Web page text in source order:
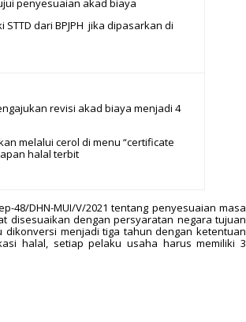
penyesuaian akad biaya
dari BPJPH jika dipasarkan di
revisi akad biaya menjadi 4
melalui cerol di menu “certificate
halal terbit
48/DHN-MUI/V/2021 tentang penyesuaian masa
disesuaikan dengan persyaratan negara tujuan
menjadi tiga tahun dengan ketentuan
halal, setiap pelaku usaha harus memiliki 3